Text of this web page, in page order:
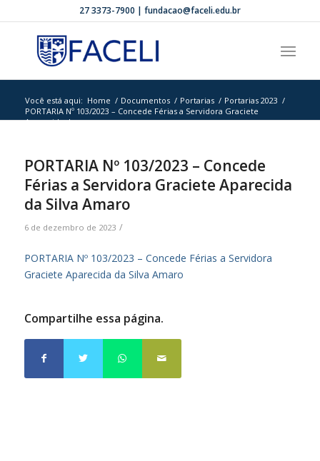
27 3373-7900 | fundacao@faceli.edu.br
Você está aqui: Home / Documentos / Portarias / Portarias 2023 /
PORTARIA Nº 103/2023 – Concede Férias a Servidora Graciete
Aparecida d...
PORTARIA Nº 103/2023 – Concede
Férias a Servidora Graciete Aparecida
da Silva Amaro
6 de dezembro de 2023 /
PORTARIA Nº 103/2023 – Concede Férias a Servidora
Graciete Aparecida da Silva Amaro
Compartilhe essa página.